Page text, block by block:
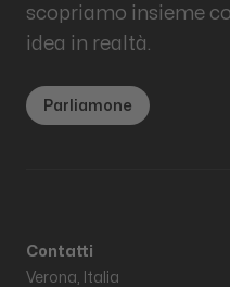
scopriamo insieme
idea in realtà.
Parliamone
Contatti
Verona, Italia